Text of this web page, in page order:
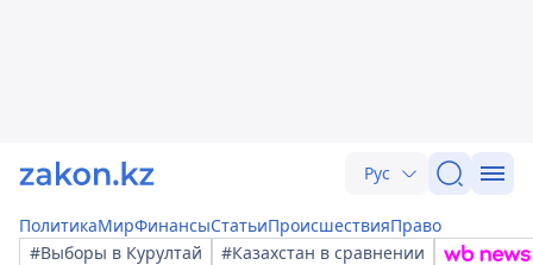
Рус
ПолитикаМирФинансыСтатьиПроисшествияПраво
#Выборы в Курултай
#Казахстан в сравнении